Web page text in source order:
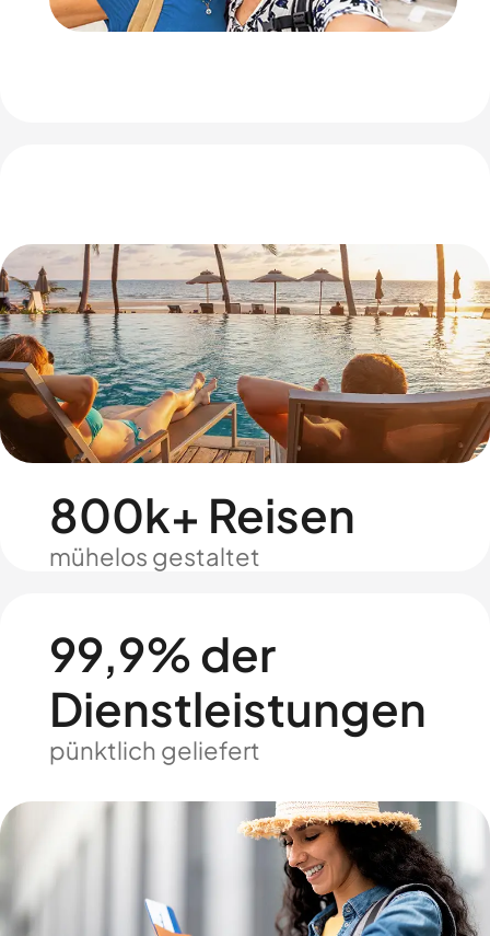
800k+ Reisen
mühelos gestaltet
99,9% der
Dienstleistungen
pünktlich geliefert